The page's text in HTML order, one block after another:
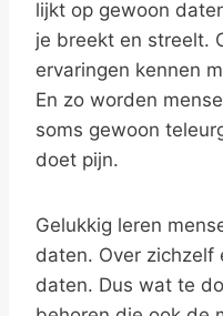
lijkt op gewoon
je breekt en streelt.
ervaringen kennen
En zo worden
soms gewoon
doet pijn.
Gelukkig leren
daten. Over zichzelf
daten. Dus wat te